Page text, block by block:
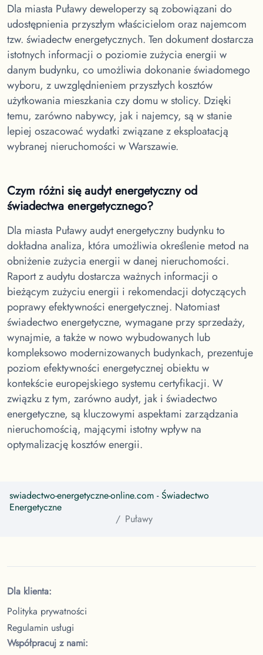
Dla miasta Puławydeweloperzy są zobowiązani do
udostępnienia przyszłym właścicielom oraz najemcom
tzw. świadectw energetycznych. Ten dokument dostarcza
istotnych informacji o poziomie zużycia energii w
danym budynku, co umożliwia dokonanie świadomego
wyboru, z uwzględnieniem przyszłych kosztów
użytkowania mieszkania czy domu w stolicy. Dzięki
temu, zarówno nabywcy, jak i najemcy, są w stanie
lepiej oszacować wydatki związane z eksploatacją
wybranej nieruchomości w Warszawie.
Czym różni się audyt energetyczny od
świadectwa energetycznego?
Dla miasta Puławyaudyt energetyczny budynku to
dokładna analiza, która umożliwia określenie metod na
obniżenie zużycia energii w danej nieruchomości.
Raport z audytu dostarcza ważnych informacji o
bieżącym zużyciu energii i rekomendacji dotyczących
poprawy efektywności energetycznej. Natomiast
świadectwo energetyczne, wymagane przy sprzedaży,
wynajmie, a także w nowo wybudowanych lub
kompleksowo modernizowanych budynkach, prezentuje
poziom efektywności energetycznej obiektu w
kontekście europejskiego systemu certyfikacji. W
związku z tym, zarówno audyt, jak i świadectwo
energetyczne, są kluczowymi aspektami zarządzania
nieruchomością, mającymi istotny wpływ na
optymalizację kosztów energii.
swiadectwo-energetyczne-online.com - Świadectwo
Energetyczne
Puławy
Dla klienta:
Polityka prywatności
Regulamin usługi
Współpracuj z nami: